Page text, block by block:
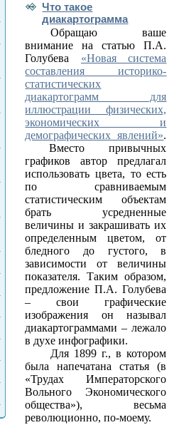
Что такое
диакартограмма
Обращаю ваше
внимание на статью П.А.
Голубева «Новая система
составления историко-
статистических
диакартограмм для
иллюстрации физических,
экономических и
демографических явлений».
Вместо привычных
графиков автор предлагал
использовать цвета, то есть
по сравниваемым
статистическим объектам
брать усредненные
величины и закрашивать их
определенным цветом, от
бледного до густого, в
зависимости от величины
показателя. Таким образом,
предложение П.А. Голубева
– свои графические
изображения он называл
диакартограммами – лежало
в духе инфографики.
Для 1899 г., в котором
была напечатана статья (в
«Трудах Императорского
Вольного Экономического
общества»), весьма
революционно, по-моему.